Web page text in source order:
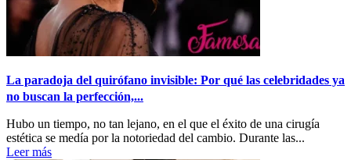
La paradoja del quirófano invisible: Por qué las celebridades ya
no buscan la perfección,...
Hubo un tiempo, no tan lejano, en el que el éxito de una cirugía
estética se medía por la notoriedad del cambio. Durante las...
Leer más